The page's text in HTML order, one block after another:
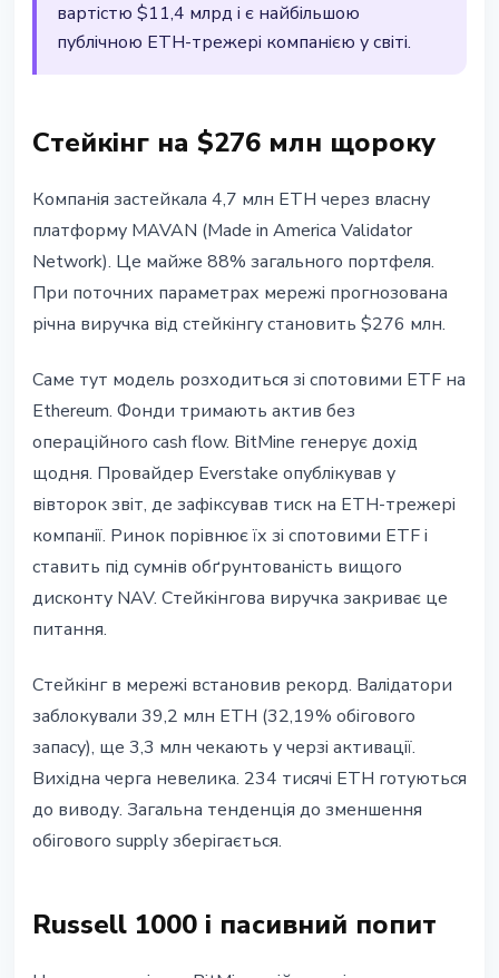
вартістю $11,4 млрд і є найбільшою
публічною ETH-трежері компанією у світі.
Стейкінг на $276 млн щороку
Компанія застейкала 4,7 млн ETH через власну
платформу MAVAN (Made in America Validator
Network). Це майже 88% загального портфеля.
При поточних параметрах мережі прогнозована
річна виручка від стейкінгу становить $276 млн.
Саме тут модель розходиться зі спотовими ETF на
Ethereum. Фонди тримають актив без
операційного cash flow. BitMine генерує дохід
щодня. Провайдер Everstake опублікував у
вівторок звіт, де зафіксував тиск на ETH-трежері
компанії. Ринок порівнює їх зі спотовими ETF і
ставить під сумнів обґрунтованість вищого
дисконту NAV. Стейкінгова виручка закриває це
питання.
Стейкінг в мережі встановив рекорд. Валідатори
заблокували 39,2 млн ETH (32,19% обігового
запасу), ще 3,3 млн чекають у черзі активації.
Вихідна черга невелика. 234 тисячі ETH готуються
до виводу. Загальна тенденція до зменшення
обігового supply зберігається.
Russell 1000 і пасивний попит